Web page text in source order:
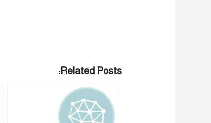
Related Posts: